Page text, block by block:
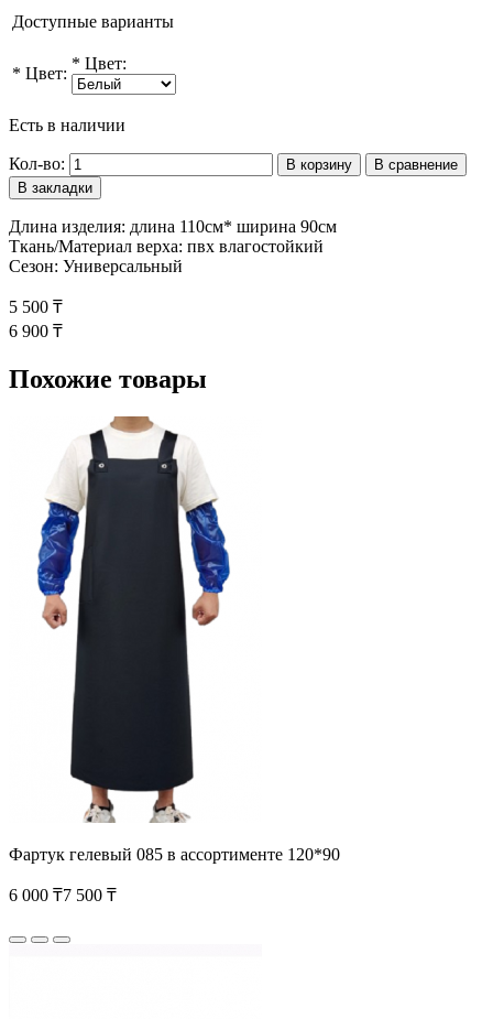
Доступные варианты
* Цвет:
* Цвет:
Есть в наличии
Кол-во: В корзину
В сравнение
В закладки
Длина изделия: длина 110см* ширина 90см
Ткань/Материал верха: пвх влагостойкий
Сезон: Универсальный
5 500 ₸
6 900 ₸
Похожие товары
Фартук гелевый 085 в ассортименте 120*90
6 000 ₸7 500 ₸